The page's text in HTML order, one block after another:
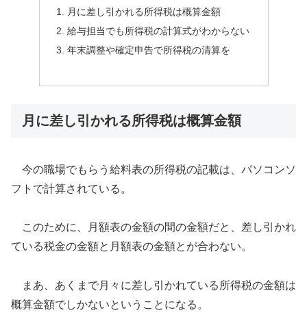
月に差し引かれる所得税は概算金額
給与担当でも所得税の計算式がわからない
年末調整や確定申告で所得税の清算を
月に差し引かれる所得税は概算金額
今の職場でもらう給料表の所得税の記載は、パソコンソ
フトで計算されている。
このために、月額表の金額の間の金額だと、差し引かれ
ている税金の金額と月額表の金額とが合わない。
まあ、あくまで月々に差し引かれている所得税の金額は
概算金額でしかないということになる。